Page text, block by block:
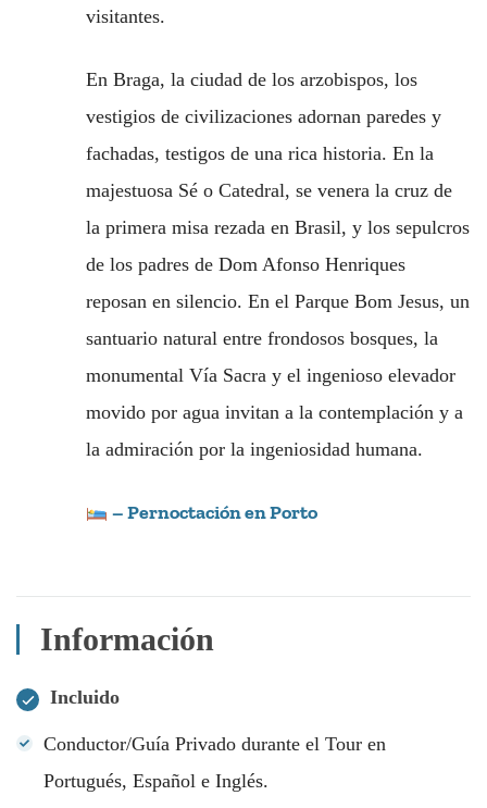
visitantes.
En Braga, la ciudad de los arzobispos, los
vestigios de civilizaciones adornan paredes y
fachadas, testigos de una rica historia. En la
majestuosa Sé o Catedral, se venera la cruz de
la primera misa rezada en Brasil, y los sepulcros
de los padres de Dom Afonso Henriques
reposan en silencio. En el Parque Bom Jesus, un
santuario natural entre frondosos bosques, la
monumental Vía Sacra y el ingenioso elevador
movido por agua invitan a la contemplación y a
la admiración por la ingeniosidad humana.
– Pernoctación en Porto
Información
Incluido
Conductor/Guía Privado durante el Tour en
Portugués, Español e Inglés.